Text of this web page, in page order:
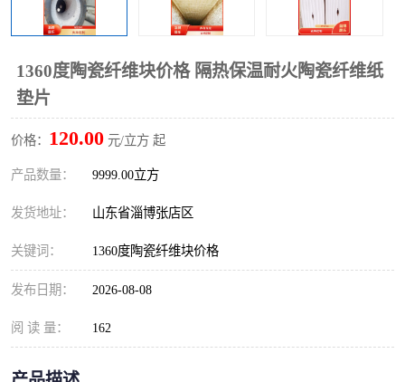
1360度陶瓷纤维块价格 隔热保温耐火陶瓷纤维纸
垫片
价格： 120.00 元/立方 起
产品数量： 9999.00立方
发货地址： 山东省淄博张店区
关键词： 1360度陶瓷纤维块价格
发布日期： 2026-08-08
阅 读 量： 162